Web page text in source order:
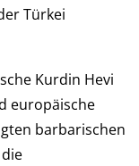
Türkei
Kurdin Hevi
europäische
barbarischen